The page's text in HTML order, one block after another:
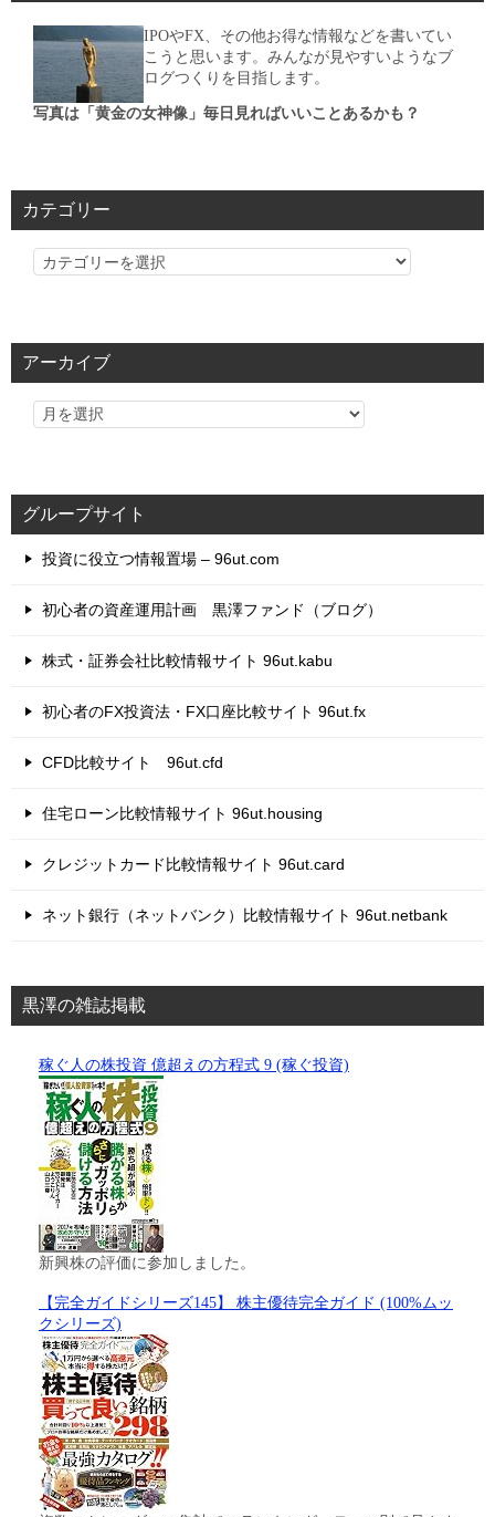
IPOやFX、その他お得な情報などを書いてい
こうと思います。みんなが見やすいようなブ
ログつくりを目指します。
写真は「黄金の女神像」毎日見ればいいことあるかも？
カテゴリー
カ
リ
アーカイブ
グループサイト
投資に役立つ情報置場 – 96ut.com
初心者の資産運用計画 黒澤ファンド（ブログ）
株式・証券会社比較情報サイト 96ut.kabu
初心者のFX投資法・FX口座比較サイト 96ut.fx
CFD比較サイト 96ut.cfd
住宅ローン比較情報サイト 96ut.housing
クレジットカード比較情報サイト 96ut.card
ネット銀行（ネットバンク）比較情報サイト 96ut.netbank
黒澤の雑誌掲載
稼ぐ人の株投資 億超えの方程式 9 (稼ぐ投資)
新興株の評価に参加しました。
【完全ガイドシリーズ145】 株主優待完全ガイド (100%ムッ
クシリーズ)